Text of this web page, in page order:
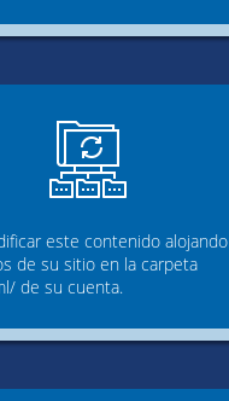
este contenido alojando
de su sitio en la carpeta
de su cuenta.